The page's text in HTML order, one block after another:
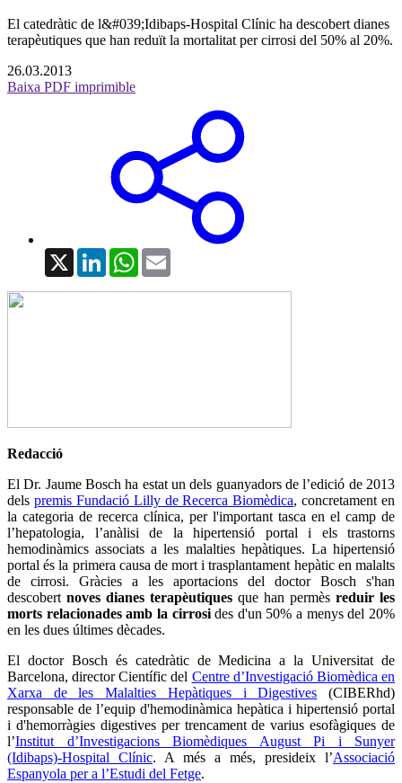
El catedràtic de l&#039;Idibaps-Hospital Clínic ha descobert dianes
terapèutiques que han reduït la mortalitat per cirrosi del 50% al 20%.
26.03.2013
Baixa PDF imprimible
X LinkedInWhatsApp
Redacció
El Dr. Jaume Bosch ha estat un dels guanyadors de l’edició de 2013
dels premis Fundació Lilly de Recerca Biomèdica, concretament en
la categoria de recerca clínica, per l'important tasca en el camp de
l’hepatologia, l’anàlisi de la hipertensió portal i els trastorns
hemodinàmics associats a les malalties hepàtiques. La hipertensió
portal és la primera causa de mort i trasplantament hepàtic en malalts
de cirrosi. Gràcies a les aportacions del doctor Bosch s'han
descobert noves dianes terapèutiques que han permès reduir les
morts relacionades amb la cirrosides d'un 50% a menys del 20%
en les dues últimes dècades.
El doctor Bosch és catedràtic de Medicina a la Universitat de
Barcelona, director Científic del Centre d’Investigació Biomèdica en
Xarxa de les Malalties Hepàtiques i Digestives (CIBERhd)
responsable de l’equip d'hemodinàmica hepàtica i hipertensió portal
i d'hemorràgies digestives per trencament de varius esofàgiques de
l’Institut d’Investigacions Biomèdiques August Pi i Sunyer
(Idibaps)-Hospital Clínic. A més a més, presideix l’Associació
Espanyola per a l’Estudi del Fetge.